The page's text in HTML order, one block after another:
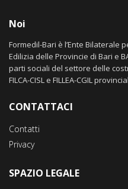
Noi
Formedil-Bari è l’Ente Bilaterale
Edilizia delle Provincie di Bari e
parti sociali del settore delle
FILCA-CISL e FILLEA-CGIL
CONTATTACI
Contatti
Privacy
SPAZIO LEGALE